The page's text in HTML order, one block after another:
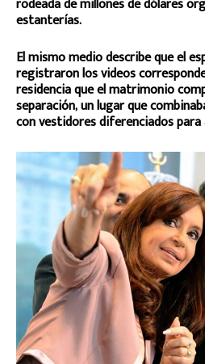
estanterías.
El mismo medio describe que el
registraron los videos
residencia que el matrimonio
separación, un lugar que
con vestidores diferenciados para